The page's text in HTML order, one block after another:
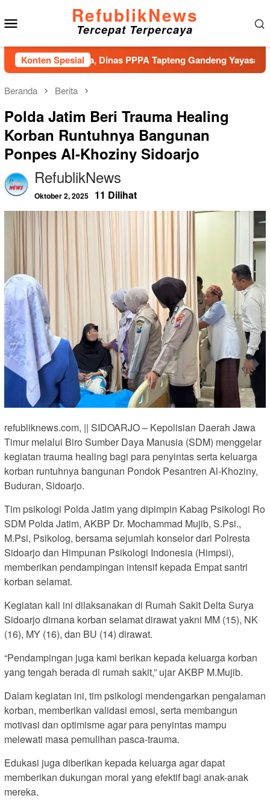
ke
konten
RefublikNews
Tercepat Terpercaya
Konten Spesial
Dinas PPPA Tapteng Gandeng Yayasan Pusaka
Beranda Berita
Polda Jatim Beri Trauma Healing
Korban Runtuhnya Bangunan
Ponpes Al-Khoziny Sidoarjo
RefublikNews
Oktober 2, 2025 11 Dilihat
refubliknews.com, || SIDOARJO – Kepolisian Daerah Jawa
Timur melalui Biro Sumber Daya Manusia (SDM) menggelar
kegiatan trauma healing bagi para penyintas serta keluarga
korban runtuhnya bangunan Pondok Pesantren Al-Khoziny,
Buduran, Sidoarjo.
Tim psikologi Polda Jatim yang dipimpin Kabag Psikologi Ro
SDM Polda Jatim, AKBP Dr. Mochammad Mujib, S.Psi.,
M.Psi, Psikolog, bersama sejumlah konselor dari Polresta
Sidoarjo dan Himpunan Psikologi Indonesia (Himpsi),
memberikan pendampingan intensif kepada Empat santri
korban selamat.
Kegiatan kali ini dilaksanakan di Rumah Sakit Delta Surya
Sidoarjo dimana korban selamat dirawat yakni MM (15), NK
(16), MY (16), dan BU (14) dirawat.
“Pendampingan juga kami berikan kepada keluarga korban
yang tengah berada di rumah sakit,” ujar AKBP M.Mujib.
Dalam kegiatan ini, tim psikologi mendengarkan pengalaman
korban, memberikan validasi emosi, serta membangun
motivasi dan optimisme agar para penyintas mampu
melewati masa pemulihan pasca-trauma.
Edukasi juga diberikan kepada keluarga agar dapat
memberikan dukungan moral yang efektif bagi anak-anak
mereka.